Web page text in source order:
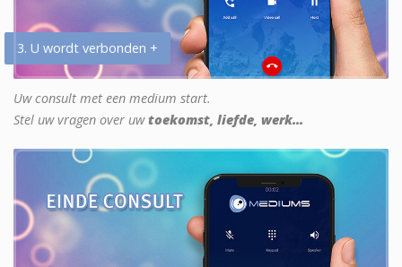
3. U wordt verbonden +
Uw consult met een medium start.
Stel uw vragen over uwtoekomst, liefde, werk...